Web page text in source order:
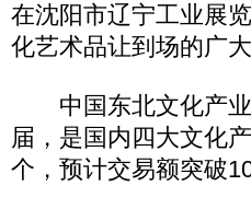
在沈阳市辽宁工业展
化艺术品让到场的广
中国东北文化产业
届，是国内四大文化
个，预计交易额突破